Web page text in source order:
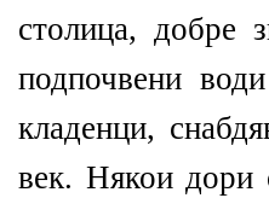
столица, добре
подпочвени
кладенци,
век. Някои дори